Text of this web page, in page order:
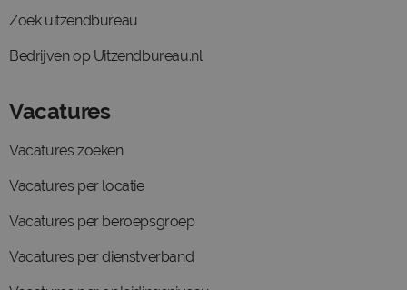
Zoek uitzendbureau
Bedrijven op Uitzendbureau.nl
Vacatures
Vacatures zoeken
Vacatures per locatie
Vacatures per beroepsgroep
Vacatures per dienstverband